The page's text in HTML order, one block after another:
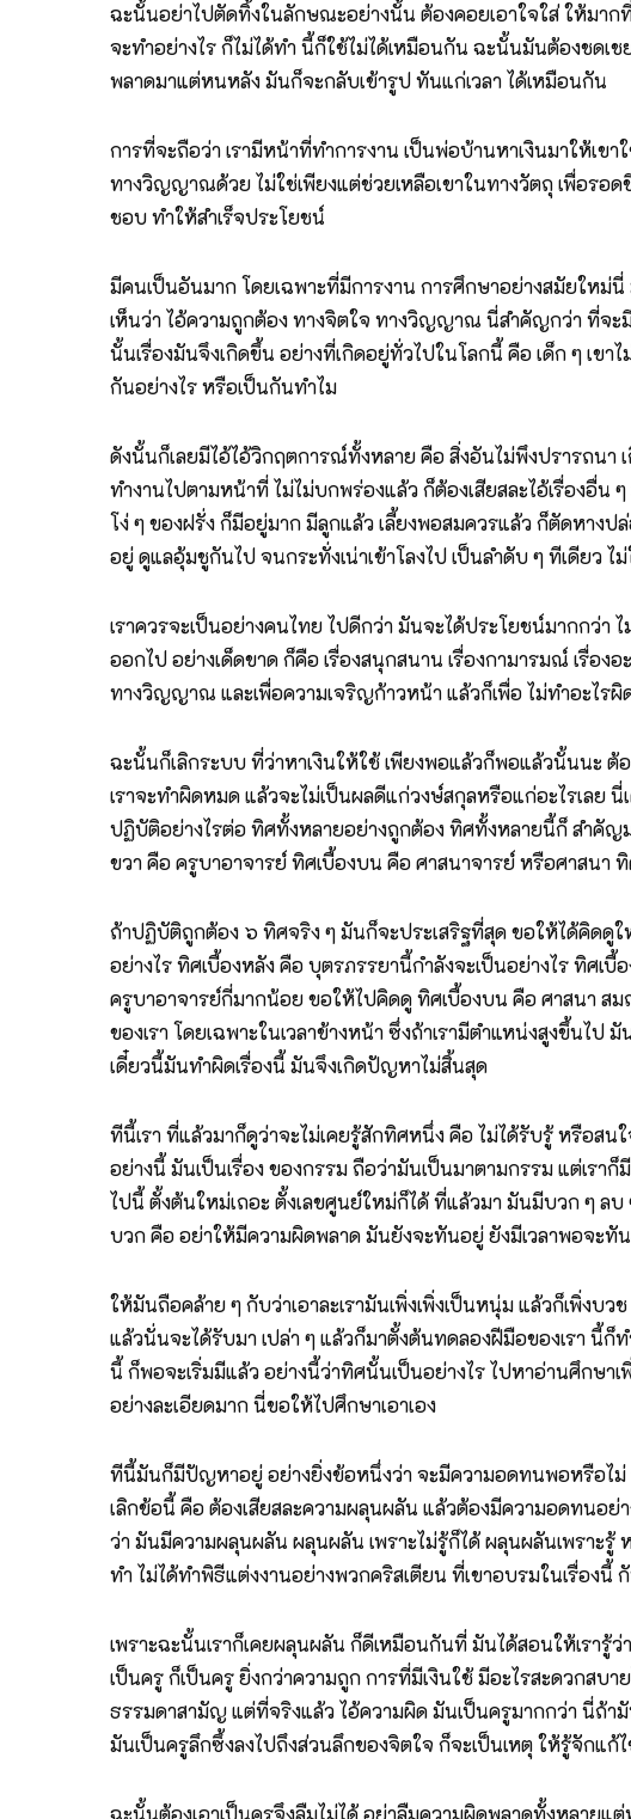
ฉะนั้นอย่าไปตัดทิ้งในลักษณะอย่างนั้น ต้องคอยเอาใจใส่ ให้มาก
จะทำอย่างไร ก็ไม่ได้ทำ นี้ก็ใช้ไม่ได้เหมือนกัน ฉะนั้นมันต้องชดเ
พลาดมาแต่หนหลัง มันก็จะกลับเข้ารูป ทันแก่เวลา ได้เหมือนกัน
การที่จะถือว่า เรามีหน้าที่ทำการงาน เป็นพ่อบ้านหาเงินมาให้
ทางวิญญาณด้วย ไม่ใช่เพียงแต่ช่วยเหลือเขาในทางวัตถุ เพื่อร
ชอบ ทำให้สำเร็จประโยชน์
มีคนเป็นอันมาก โดยเฉพาะที่มีการงาน การศึกษาอย่างสมัยให
เห็นว่า ไอ้ความถูกต้อง ทางจิตใจ ทางวิญญาณ นี่สำคัญกว่า ที่จะ
นั้นเรื่องมันจึงเกิดขึ้น อย่างที่เกิดอยู่ทั่วไปในโลกนี้ คือ เด็ก ๆ เข
กันอย่างไร หรือเป็นกันทำไม
ดังนั้นก็เลยมีไอ้ไอ้วิกฤตการณ์ทั้งหลาย คือ สิ่งอันไม่พึงปรารถนา
ทำงานไปตามหน้าที่ ไม่ไม่บกพร่องแล้ว ก็ต้องเสียสละไอ้เรื่องอื่
โง่ ๆ ของฝรั่ง ก็มีอยู่มาก มีลูกแล้ว เลี้ยงพอสมควรแล้ว ก็ตัดหาง
อยู่ ดูแลอุ้มชูกันไป จนกระทั่งเน่าเข้าโลงไป เป็นลำดับ ๆ ทีเดียว
เราควรจะเป็นอย่างคนไทย ไปดีกว่า มันจะได้ประโยชน์มากกว่า
ออกไป อย่างเด็ดขาด ก็คือ เรื่องสนุกสนาน เรื่องกามารมณ์ เรื่อ
ทางวิญญาณ และเพื่อความเจริญก้าวหน้า แล้วก็เพื่อ ไม่ทำอะไร
ฉะนั้นก็เลิกระบบ ที่ว่าหาเงินให้ใช้ เพียงพอแล้วก็พอแล้วนั้นนะ
เราจะทำผิดหมด แล้วจะไม่เป็นผลดีแก่วงษ์สกุลหรือแก่อะไรเลย นี่
ปฏิบัติอย่างไรต่อ ทิศทั้งหลายอย่างถูกต้อง ทิศทั้งหลายนี้ก็ สำคัญ
ขวา คือ ครูบาอาจารย์ ทิศเบื้องบน คือ ศาสนาจารย์ หรือศาสน
ถ้าปฏิบัติถูกต้อง ๖ ทิศจริง ๆ มันก็จะประเสริฐที่สุด ขอให้ได้คิดดู
อย่างไร ทิศเบื้องหลัง คือ บุตรภรรยานี้กำลังจะเป็นอย่างไร ทิศเบื้
ครูบาอาจารย์กี่มากน้อย ขอให้ไปคิดดู ทิศเบื้องบน คือ ศาสนา ส
ของเรา โดยเฉพาะในเวลาข้างหน้า ซึ่งถ้าเรามีตำแหน่งสูงขึ้น
เดี๋ยวนี้มันทำผิดเรื่องนี้ มันจึงเกิดปัญหาไม่สิ้นสุด
ทีนี้เรา ที่แล้วมาก็ดูว่าจะไม่เคยรู้สักทิศหนึ่ง คือ ไม่ได้รับรู้ หรือสน
อย่างนี้ มันเป็นเรื่อง ของกรรม ถือว่ามันเป็นมาตามกรรม แต่เร
ไปนี้ ตั้งต้นใหม่เถอะ ตั้งเลขศูนย์ใหม่ก็ได้ ที่แล้วมา มันมีบวก ๆ
บวก คือ อย่าให้มีความผิดพลาด มันยังจะทันอยู่ ยังมีเวลาพอจะทั
ให้มันถือคล้าย ๆ กับว่าเอาละเรามันเพิ่งเพิ่งเป็นหนุ่ม แล้วก็เพิ่ง
แล้วนั่นจะได้รับมา เปล่า ๆ แล้วก็มาตั้งต้นทดลองฝีมือของเรา นี้
นี้ ก็พอจะเริ่มมีแล้ว อย่างนี้ว่าทิศนั้นเป็นอย่างไร ไปหาอ่านศึกษา
อย่างละเอียดมาก นี่ขอให้ไปศึกษาเอาเอง
ทีนี้มันก็มีปัญหาอยู่ อย่างยิ่งข้อหนึ่งว่า จะมีความอดทนพอหรือไม่
เลิกข้อนี้ คือ ต้องเสียสละความผลุนผลัน แล้วต้องมีความอดทนอ
ว่า มันมีความผลุนผลัน ผลุนผลัน เพราะไม่รู้ก็ได้ ผลุนผลันเพราะรู้ ห
ทำ ไม่ได้ทำพิธีแต่งงานอย่างพวกคริสเตียน ที่เขาอบรมในเรื่อ
เพราะฉะนั้นเราก็เคยผลุนผลัน ก็ดีเหมือนกันที่ มันได้สอนให้เรา
เป็นครู ก็เป็นครู ยิ่งกว่าความถูก การที่มีเงินใช้ มีอะไรสะดวกสบ
ธรรมดาสามัญ แต่ที่จริงแล้ว ไอ้ความผิด มันเป็นครูมากกว่า นี่ถ้า
มันเป็นครูลึกซึ้งลงไปถึงส่วนลึกของจิตใจ ก็จะเป็นเหตุ ให้รู้จักแก้
ฉะนั้นต้องเอาเป็นครูจึงลืมไม่ได้ อย่าลืมความผิดพลาดทั้งหลายแ